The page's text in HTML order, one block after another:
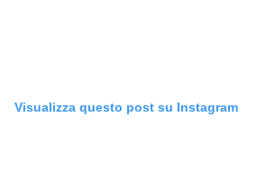
Visualizza questo post su Instagram